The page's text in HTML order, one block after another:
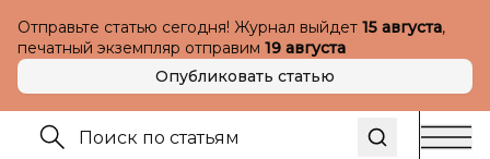
Отправьте статью сегодня! Журнал выйдет 15 августа,
печатный экземпляр отправим 19 августа
Опубликовать статью